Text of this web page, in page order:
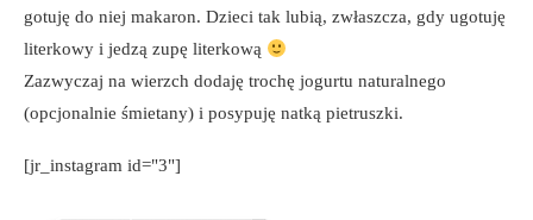
gotuję do niej makaron. Dzieci tak lubią, zwłaszcza, gdy ugotuję
literkowy i jedzą zupę literkową
Zazwyczaj na wierzch dodaję trochę jogurtu naturalnego
(opcjonalnie śmietany) i posypuję natką pietruszki.
[jr_instagram id="3"]